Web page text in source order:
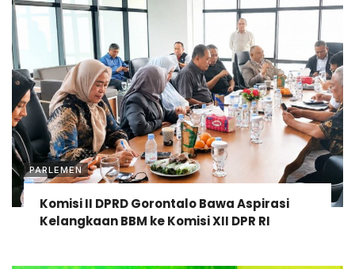
PARLEMEN
Komisi II DPRD Gorontalo Bawa Aspirasi
Kelangkaan BBM ke Komisi XII DPR RI